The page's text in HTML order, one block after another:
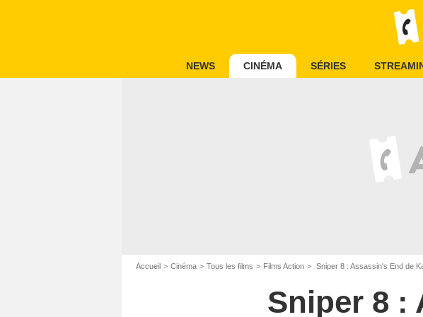
NEWS CINÉMA SÉRIES
Accueil Cinéma Tous les films Films Action Sniper 8 : Assassin's End de
Sniper 8 :